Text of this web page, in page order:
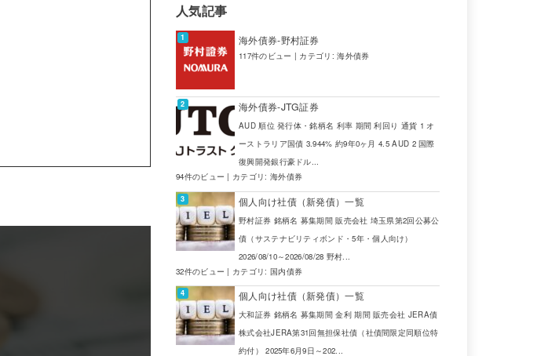
人気記事
海外債券-野村証券
117件のビュー | カテゴリ:海外債券
海外債券-JTG証券
AUD 順位 発行体・銘柄名 利率 期間 利回り 通貨 1 オ
ーストラリア国債 3.944% 約9年0ヶ月 4.5 AUD 2 国際
復興開発銀行豪ドル...
94件のビュー | カテゴリ: 海外債券
個人向け社債（新発債）一覧
野村証券 銘柄名 募集期間 販売会社 埼玉県第2回公募公
債（サステナビリティボンド・5年・個人向け）
2026/08/10～2026/08/28 野村...
32件のビュー | カテゴリ: 国内債券
個人向け社債（新発債）一覧
大和証券 銘柄名 募集期間 金利 期間 販売会社 JERA債
株式会社JERA第31回無担保社債（社債間限定同順位特
約付） 2025年6月9日～202...